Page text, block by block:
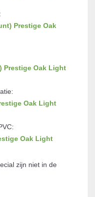
Prestige Oak
Prestige Oak Light
Oak Light
Oak Light
zijn niet in de